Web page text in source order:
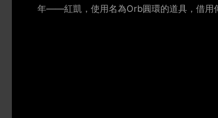
年——紅凱，使用名為Orb圓環的道具，借用